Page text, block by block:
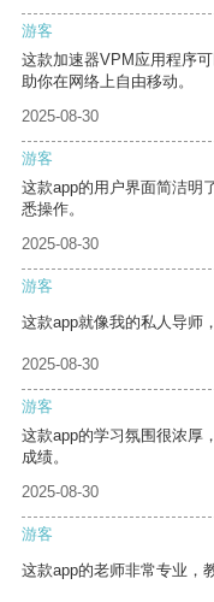
游客
这款加速器VPM应用程序
助你在网络上自由移动。
2025-08-30
游客
这款app的用户界面简洁明
悉操作。
2025-08-30
游客
这款app就像我的私人导师
2025-08-30
游客
这款app的学习氛围很浓厚
成绩。
2025-08-30
游客
这款app的老师非常专业，